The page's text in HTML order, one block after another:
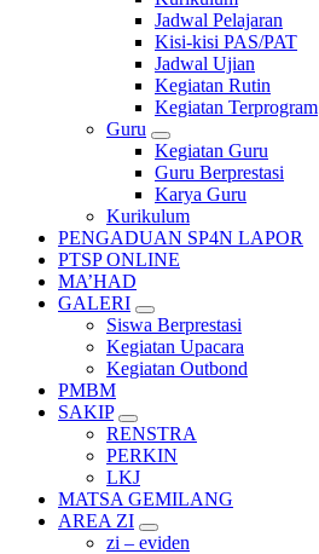
Jadwal Pelajaran
Kisi-kisi PAS/PAT
Jadwal Ujian
Kegiatan Rutin
Kegiatan Terprogram
Guru
Kegiatan Guru
Guru Berprestasi
Karya Guru
Kurikulum
PENGADUAN SP4N LAPOR
PTSP ONLINE
MA’HAD
GALERI
Siswa Berprestasi
Kegiatan Upacara
Kegiatan Outbond
PMBM
SAKIP
RENSTRA
PERKIN
LKJ
MATSA GEMILANG
AREA ZI
zi – eviden